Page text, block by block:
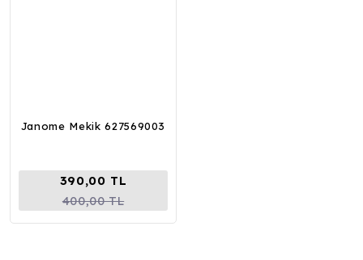
Janome Mekik 627569003
390,00 TL
400,00 TL